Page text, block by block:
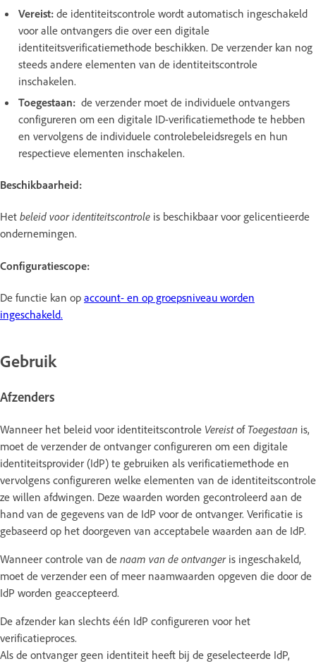
Vereist: de identiteitscontrole wordt automatisch ingeschakeld
voor alle ontvangers die over een digitale
identiteitsverificatiemethode beschikken. De verzender kan nog
steeds andere elementen van de identiteitscontrole
inschakelen.
Toegestaan: de verzender moet de individuele ontvangers
configureren om een digitale ID-verificatiemethode te hebben
en vervolgens de individuele controlebeleidsregels en hun
respectieve elementen inschakelen.
Beschikbaarheid:
Het beleid voor identiteitscontrole is beschikbaar voor gelicentieerde
ondernemingen.
Configuratiescope:
De functie kan op account- en op groepsniveau worden
ingeschakeld.
Gebruik
Afzenders
Wanneer het beleid voor identiteitscontrole Vereistof Toegestaan is,
moet de verzender de ontvanger configureren om een digitale
identiteitsprovider (IdP) te gebruiken als verificatiemethode en
vervolgens configureren welke elementen van de identiteitscontrole
ze willen afdwingen. Deze waarden worden gecontroleerd aan de
hand van de gegevens van de IdP voor de ontvanger. Verificatie is
gebaseerd op het doorgeven van acceptabele waarden aan de IdP.
Wanneer controle van de naam van de ontvangeris ingeschakeld,
moet de verzender een of meer naamwaarden opgeven die door de
IdP worden geaccepteerd.
De afzender kan slechts één IdP configureren voor het
verificatieproces.
Als de ontvanger geen identiteit heeft bij de geselecteerde IdP,